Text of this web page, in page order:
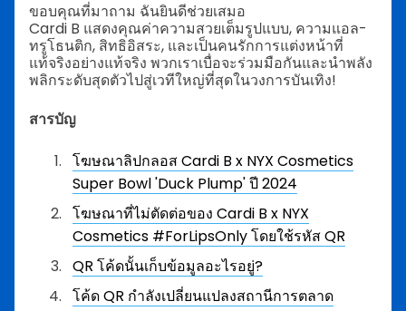
ขอบคุณที่มาถาม ฉันยินดีช่วยเสมอ
Cardi B แสดงคุณค่าความสวยเต็มรูปแบบ, ความแอล-
ทรูโธนติก, สิทธิอิสระ, และเป็นคนรักการแต่งหน้าที่
แท้จริงอย่างแท้จริง พวกเราเบื่อจะร่วมมือกันและนำพลัง
พลิกระดับสุดตัวไปสู่เวทีใหญ่ที่สุดในวงการบันเทิง!
สารบัญ
โฆษณาลิปกลอส Cardi B x NYX Cosmetics
Super Bowl 'Duck Plump' ปี 2024
โฆษณาที่ไม่ตัดต่อของ Cardi B x NYX
Cosmetics #ForLipsOnly โดยใช้รหัส QR
QR โค้ดนั้นเก็บข้อมูลอะไรอยู่?
โค้ด QR กำลังเปลี่ยนแปลงสถานีการตลาด